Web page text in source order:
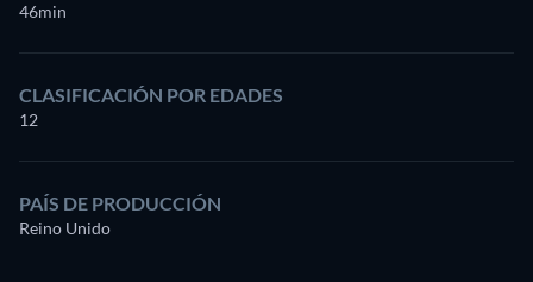
46min
CLASIFICACIÓN POR EDADES
12
PAÍS DE PRODUCCIÓN
Reino Unido